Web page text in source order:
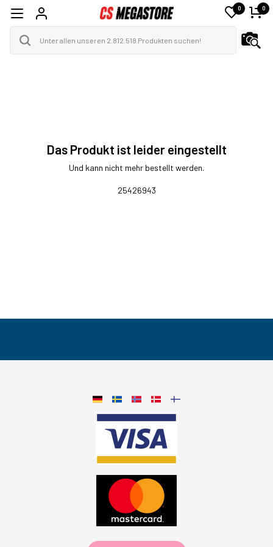
0 0
Das Produkt ist leider eingestellt
Und kann nicht mehr bestellt werden.
25426943